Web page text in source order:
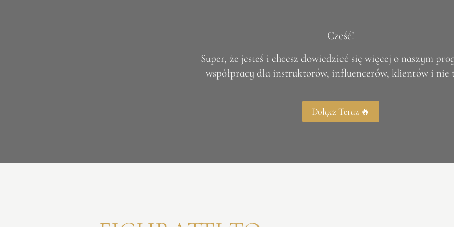
Cześć!
Super, że jesteś i chcesz dowiedzieć się więcej o naszym
współpracy dla instruktorów, influencerów, klientów i nie
Dołącz Teraz 🔥